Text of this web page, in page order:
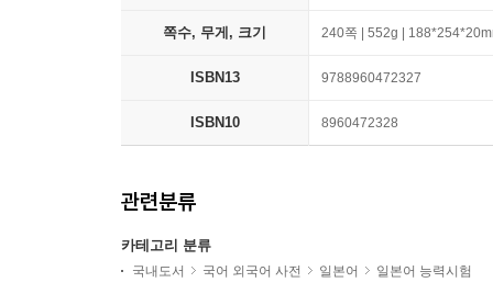
쪽수, 무게, 크기 240쪽 | 552g |
ISBN13 9788960472327
ISBN10 8960472328
관련분류
카테고리 분류
국내도서 국어 외국어 사전 일본어 일본어 능력시험